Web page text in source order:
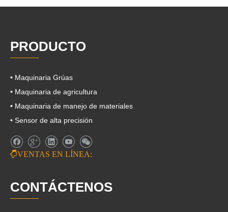
PRODUCTO
• Maquinaria Grúas
• Maquinaria de agricultura
• Maquinaria de manejo de materiales
• Sensor de alta precisión
VENTAS EN LÍNEA:
CONTÁCTENOS